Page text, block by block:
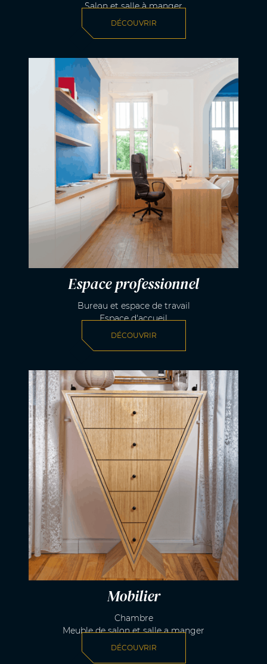
Salon et salle à manger
DÉCOUVRIR
Espace professionnel
Bureau et espace de travail
Espace d'accueil
DÉCOUVRIR
Mobilier
Chambre
Meuble de salon et salle a manger
DÉCOUVRIR